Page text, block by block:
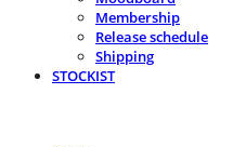
Membership
Release schedule
Shipping
STOCKIST